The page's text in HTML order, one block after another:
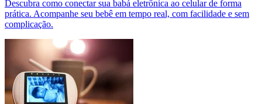
Descubra como conectar sua babá eletrônica ao celular de forma
prática. Acompanhe seu bebê em tempo real, com facilidade e sem
complicação.